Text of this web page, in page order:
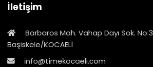
İletişim
Barbaros Mah. Vahap Dayı Sok. No:3
Başiskele/KOCAELİ
info@timekocaeli.com